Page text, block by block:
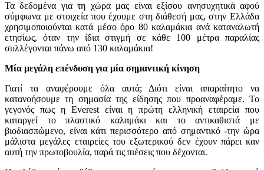
Τα δεδομένα για τη χώρα μας είναι εξίσου ανησυχητικά αφού
σύμφωνα με στοιχεία που έχουμε στη διάθεσή μας, στην Ελλάδα
χρησιμοποιούνται κατά μέσο όρο 80 καλαμάκια ανά καταναλωτή
ετησίως, όταν την ίδια στιγμή σε κάθε 100 μέτρα παραλίας
συλλέγονται πάνω από 130 καλαμάκια!
Μία μεγάλη επένδυση για μία σημαντική κίνηση
Γιατί τα αναφέρουμε όλα αυτά; Διότι είναι απαραίτητο να
κατανοήσουμε τη σημασία της είδησης που προαναφέραμε. Το
γεγονός πως η Everest είναι η πρώτη ελληνική εταιρεία που
καταργεί το πλαστικό καλαμάκι και το αντικαθιστά με
βιοδιασπώμενο, είναι κάτι περισσότερο από σημαντικό -την ώρα
μάλιστα μεγάλες εταιρείες του εξωτερικού δεν έχουν πάρει καν
αυτή την πρωτοβουλία, παρά τις πιέσεις που δέχονται.